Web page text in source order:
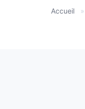
Accueil »